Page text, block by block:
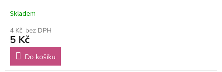
Skladem
4 Kč bez DPH
5 Kč
Do košíku